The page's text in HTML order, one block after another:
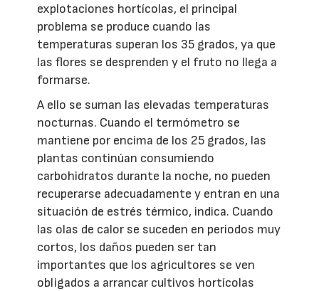
explotaciones hortícolas, el principal
problema se produce cuando las
temperaturas superan los 35 grados, ya que
las flores se desprenden y el fruto no llega a
formarse.
A ello se suman las elevadas temperaturas
nocturnas. Cuando el termómetro se
mantiene por encima de los 25 grados, las
plantas continúan consumiendo
carbohidratos durante la noche, no pueden
recuperarse adecuadamente y entran en una
situación de estrés térmico, indica. Cuando
las olas de calor se suceden en periodos muy
cortos, los daños pueden ser tan
importantes que los agricultores se ven
obligados a arrancar cultivos hortícolas